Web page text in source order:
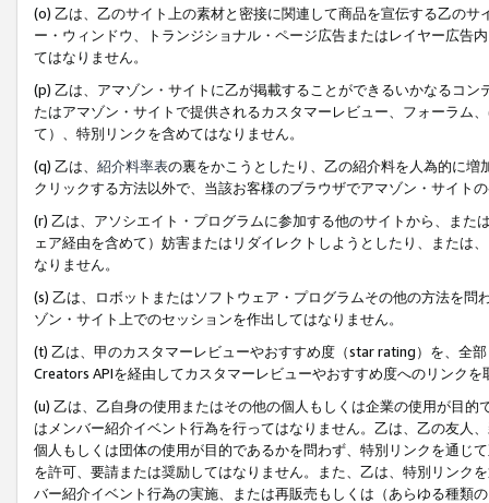
(o) 乙は、乙のサイト上の素材と密接に関連して商品を宣伝する乙の
ー・ウィンドウ、トランジショナル・ページ広告またはレイヤー広告
てはなりません。
(p) 乙は、アマゾン・サイトに乙が掲載することができるいかなるコ
たはアマゾン・サイトで提供されるカスタマーレビュー、フォーラム
て）、特別リンクを含めてはなりません。
(q) 乙は、 紹介料率表の裏をかこうとしたり、乙の紹介料を人為的に
クリックする方法以外で、当該お客様のブラウザでアマゾン・サイト
(r) 乙は、アソシエイト・プログラムに参加する他のサイトから、ま
ェア経由を含めて）妨害またはリダイレクトしようとしたり、または
なりません。
(s) 乙は、ロボットまたはソフトウェア・プログラムその他の方法を
ゾン・サイト上でのセッションを作出してはなりません。
(t) 乙は、甲のカスタマーレビューやおすすめ度（star rating）を、全
Creators APIを経由してカスタマーレビューやおすすめ度へのリンクを
(u) 乙は、乙自身の使用またはその他の個人もしくは企業の使用が目
はメンバー紹介イベント行為を行ってはなりません。乙は、乙の友人
個人もしくは団体の使用が目的であるかを問わず、特別リンクを通じ
を許可、要請または奨励してはなりません。また、乙は、特別リンク
バー紹介イベント行為の実施、または再販売もしくは（あらゆる種類